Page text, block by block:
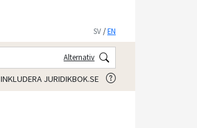
SV /EN
Alternativ
INKLUDERA JURIDIKBOK.SE